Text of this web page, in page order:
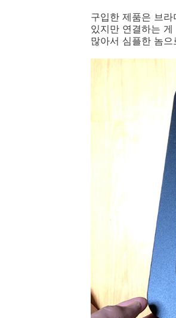
구입한 제품은 브
있지만 연결하는 게
많아서 심플한 놈으